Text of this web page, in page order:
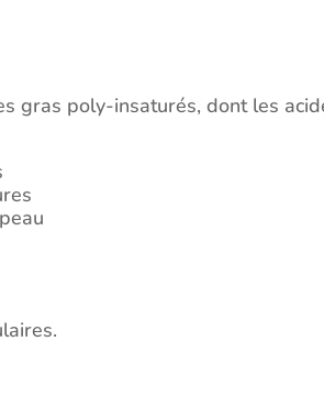
gras poly-insaturés, dont les